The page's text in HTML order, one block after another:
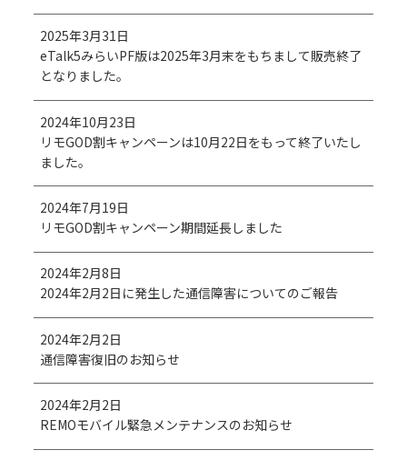
2025年3月31日
eTalk5みらいPF版は2025年3月末をもちまして販売終了
となりました。
2024年10月23日
リモGOD割キャンペーンは10月22日をもって終了いたし
ました。
2024年7月19日
リモGOD割キャンペーン期間延長しました
2024年2月8日
2024年2月2日に発生した通信障害についてのご報告
2024年2月2日
通信障害復旧のお知らせ
2024年2月2日
REMOモバイル緊急メンテナンスのお知らせ